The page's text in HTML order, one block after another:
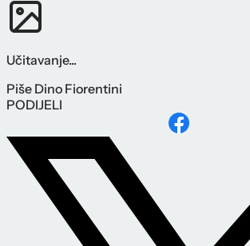
Učitavanje...
Piše Dino Fiorentini
PODIJELI